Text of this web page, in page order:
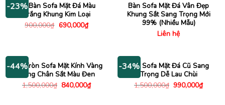
-23%Bộ Bàn Sofa Mặt Đá Màu
Trắng Khung Kim Loại
900,000₫ Giá
690,000₫Giá
hiện
Bàn Sofa Mặt Đá Vân Đẹp
Khung Sắt Sang Trọng Mới
99% (Nhiều Mẫu)
Liên hệ
-44%
Bàn Tròn Sofa Mặt Kính Vàng
Hồng Chân Sắt Màu Đen
1,500,000₫ Giá
840,000₫Giá
hiện
-34%
Bàn Sofa Mặt Đá Cũ Sang
Trọng Dễ Lau Chùi
1,500,000₫ Giá
990,000₫Giá
hiện